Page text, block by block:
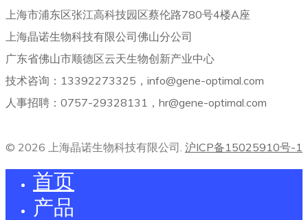
上海市浦东区张江高科技园区蔡伦路780号4楼A座
上海晶诺生物科技有限公司佛山分公司
广东省佛山市顺德区云天生物创新产业中心
技术咨询：13392273325，info@gene-optimal.com
人事招聘：0757-29328131，hr@gene-optimal.com
© 2026 上海晶诺生物科技有限公司. 沪ICP备15025910号-1
首页
产品